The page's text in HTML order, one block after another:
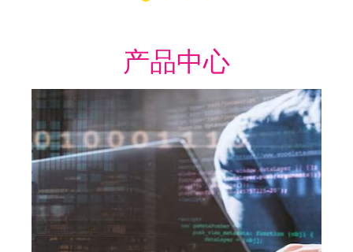
产品中心